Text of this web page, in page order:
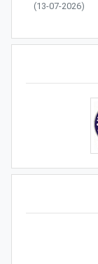
(13-07-2026)